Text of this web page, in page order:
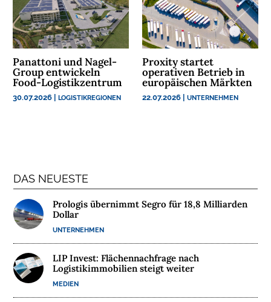
N
T
E
R
N
E
H
I
N
A
R
E
M
Panattoni und Nagel-
Group entwickeln
Food-Logistikzentrum
30.07.2026 |LOGISTIKREGIONEN
Proxity startet
operativen Betrieb in
europäischen Märkten
22.07.2026 |UNTERNEHMEN
DAS NEUESTE
Prologis übernimmt Segro für 18,8 Milliarden
Dollar
UNTERNEHMEN
LIP Invest: Flächennachfrage nach
Logistikimmobilien steigt weiter
MEDIEN